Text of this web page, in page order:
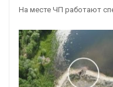
На месте ЧП работают